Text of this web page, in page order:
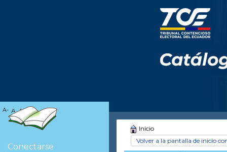
Inicio
Volver a la pantalla de inicio
A- A A+
Conectarse